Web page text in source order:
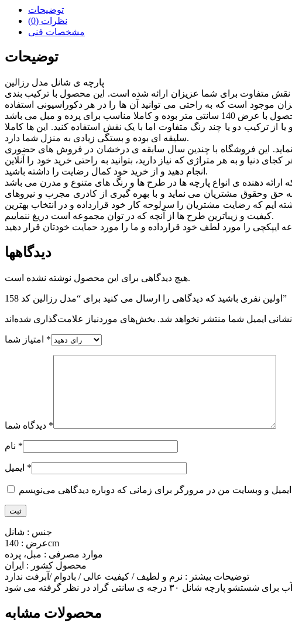
توضیحات
نظرات (0)
مشخصات فنی
توضیحات
پارچه ی شانل مدل رزالین
کاملا ایرانی با کیفیت بالا در حد پارچه های با کیفیت ترک می باشد. این پارچه شانل بوده و در 8 طرح و نقش متفاوت برای شما عزیزان ارائه شده است. این محصول با ترکیب بندی
شما را برای انتخابی بی نظیر باز گذاشته است. رزالین در 8 رنگ برای شما عزیزان موجود است که به راحتی می توانید آن ها را در هر دکوراسیونی استفاده
ترکیب دو یا چند رنگ متفاوت اما با یک نقش استفاده کنید. این ها کاملا
سلیقه ای بوده و بستگی زیادی به منزل شما دارد.
نماید. این فروشگاه با چندین سال سابقه ی درخشان در فروش های حضوری
و به هر متراژی که نیاز دارید، بتوانید به راحتی خرید خود را آنلاین
انجام دهید و از خرید خود کمال رضایت را داشته باشید.
حق وحقوق مشتريان می نماید و با بهره گیری از کادری مجرب و نیروهای
ایم که رضایت مشتریان را سرلوحه کار خود قرارداده و در انتخاب بهترین
کیفیت و زیباترین طرح ها از آنچه که در توان مجموعه است دریغ ننماییم.
دیدگاهها
هیچ دیدگاهی برای این محصول نوشته نشده است.
اولین نفری باشید که دیدگاهی را ارسال می کنید برای “مدل رزالین کد 158”
نشانی ایمیل شما منتشر نخواهد شد.
*
*
*
*
جنس : شانل
عرض : 140cm
موارد مصرفی : مبل، پرده
محصول کشور : ایران
توضیحات بیشتر : نرم و لطیف / کیفیت عالی / بادوام /آبرفت ندارد
محصولات مشابه